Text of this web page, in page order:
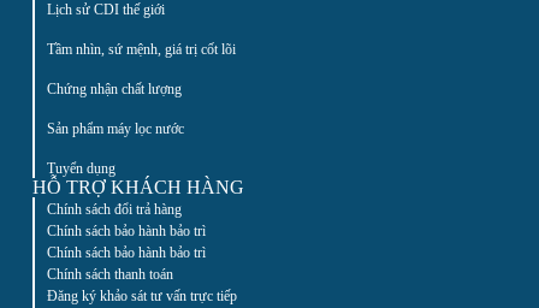
Lịch sử CDI thế giới
Tầm nhìn, sứ mệnh, giá trị cốt lõi
Chứng nhận chất lượng
Sản phẩm máy lọc nước
Tuyển dụng
HỖ TRỢ KHÁCH HÀNG
Chính sách đổi trả hàng
Chính sách bảo hành bảo trì
Chính sách bảo hành bảo trì
Chính sách thanh toán
Đăng ký khảo sát tư vấn trực tiếp